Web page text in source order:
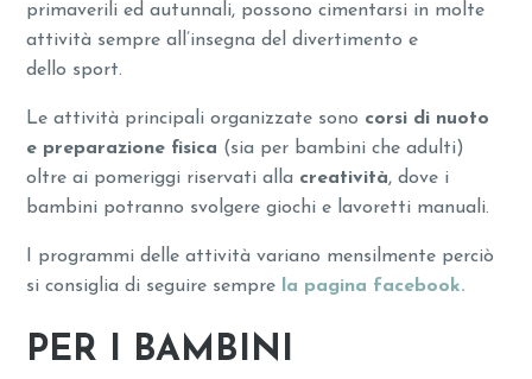
primaverili ed autunnali, possono cimentarsi in molte
attività sempre all’insegna del divertimento e
dello sport.
Le attività principali organizzate sono corsi di nuoto
e preparazione fisica (sia per bambini che adulti)
oltre ai pomeriggi riservati alla creatività, dove i
bambini potranno svolgere giochi e lavoretti manuali.
I programmi delle attività variano mensilmente perciò
si consiglia di seguire sempre
la pagina facebook.
PER I BAMBINI